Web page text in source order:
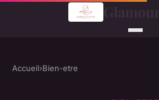
Accueil›Bien-etre